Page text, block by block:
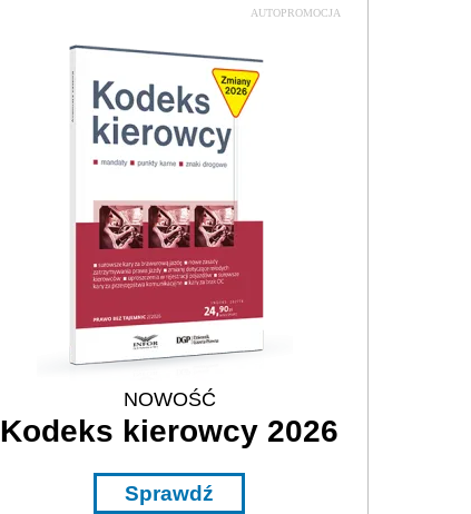
AUTOPROMOCJA
NOWOŚĆ
Kodeks kierowcy 2026
Sprawdź